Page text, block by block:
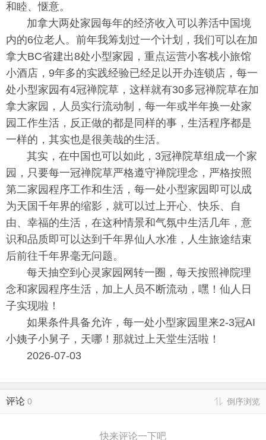
和睦、惬意。
加拿大两处家园每年的经济收入可以养活中国境
内的6位老人。前年我筹划过一个计划，我们可以在加
拿大BC省建出8处小型家园，重点运营小客栈小旅馆
小酒店，9年多的实践经验已经足以开办连锁店，每一
处小型家园有4冠禅院草，这样就有30多冠禅院草在加
拿大家园，人员实行流动制，每一年或半年换一处家
园工作生活，反正做的都是同样的事，生活程序都是
一样的，其实也是很美哉的生活。
其实，在中国也可以如此，3冠禅院草组成一个家
园，只要每一冠禅院草严格遵守禅院理念，严格按照
第二家园程序工作和生活，每一处小型家园即可以成
为天国千年界的缩影，就可以过上开心、快乐、自
由、幸福的生活，在这种情景和气氛中生活几年，意
识和品质即可以达到千年界仙人水准，人生旅途结束
后前往千年界毫无问题。
每天抽空到心灵家园网转一圈，每天按照禅院理
念和家园程序生活，加上人员不断流动，嘿！仙人日
子实现啦！
如果条件具备允许，每一处小型家园里来2-3冠AI
小姨子小舅子，天哪！那就过上天堂生活啦！
2026-07-03
评论 0 倒序浏览
快来评论一下吧